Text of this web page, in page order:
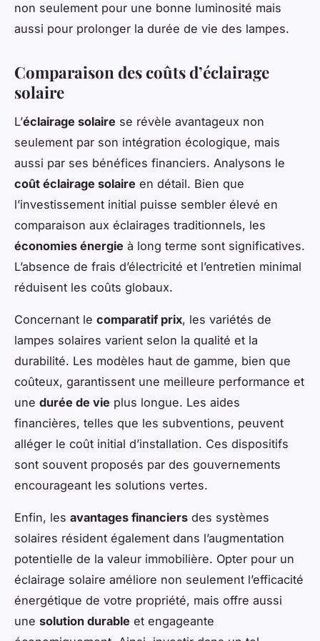
non seulement pour une bonne luminosité mais
aussi pour prolonger la durée de vie des lampes.
Comparaison des coûts d’éclairage
solaire
L’éclairage solaire se révèle avantageux non
seulement par son intégration écologique, mais
aussi par ses bénéfices financiers. Analysons le
coût éclairage solaire en détail. Bien que
l’investissement initial puisse sembler élevé en
comparaison aux éclairages traditionnels, les
économies énergie à long terme sont significatives.
L’absence de frais d’électricité et l’entretien minimal
réduisent les coûts globaux.
Concernant le comparatif prix, les variétés de
lampes solaires varient selon la qualité et la
durabilité. Les modèles haut de gamme, bien que
coûteux, garantissent une meilleure performance et
une durée de vie plus longue. Les aides
financières, telles que les subventions, peuvent
alléger le coût initial d’installation. Ces dispositifs
sont souvent proposés par des gouvernements
encourageant les solutions vertes.
Enfin, les avantages financiers des systèmes
solaires résident également dans l’augmentation
potentielle de la valeur immobilière. Opter pour un
éclairage solaire améliore non seulement l’efficacité
énergétique de votre propriété, mais offre aussi
une solution durable et engageante